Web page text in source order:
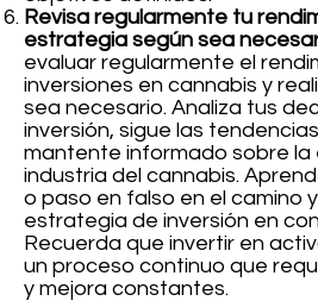
Revisa regularmente tu
estrategia según sea
evaluar regularmente el
inversiones en cannabis y
sea necesario. Analiza tus
inversión, sigue las
mantente informado sobre la
industria del cannabis.
o paso en falso en el camino
estrategia de inversión en
Recuerda que invertir en
un proceso continuo que
y mejora constantes.